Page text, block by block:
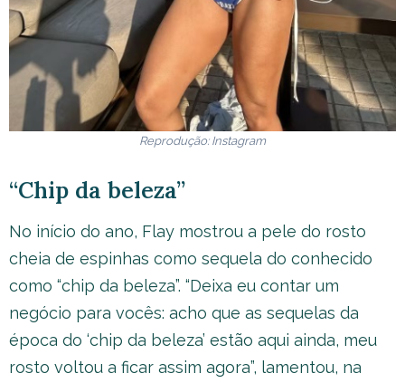
Reprodução: Instagram
“Chip da beleza”
No início do ano, Flay mostrou a pele do rosto
cheia de espinhas como sequela do conhecido
como “chip da beleza”. “Deixa eu contar um
negócio para vocês: acho que as sequelas da
época do ‘chip da beleza’ estão aqui ainda, meu
rosto voltou a ficar assim agora”, lamentou, na